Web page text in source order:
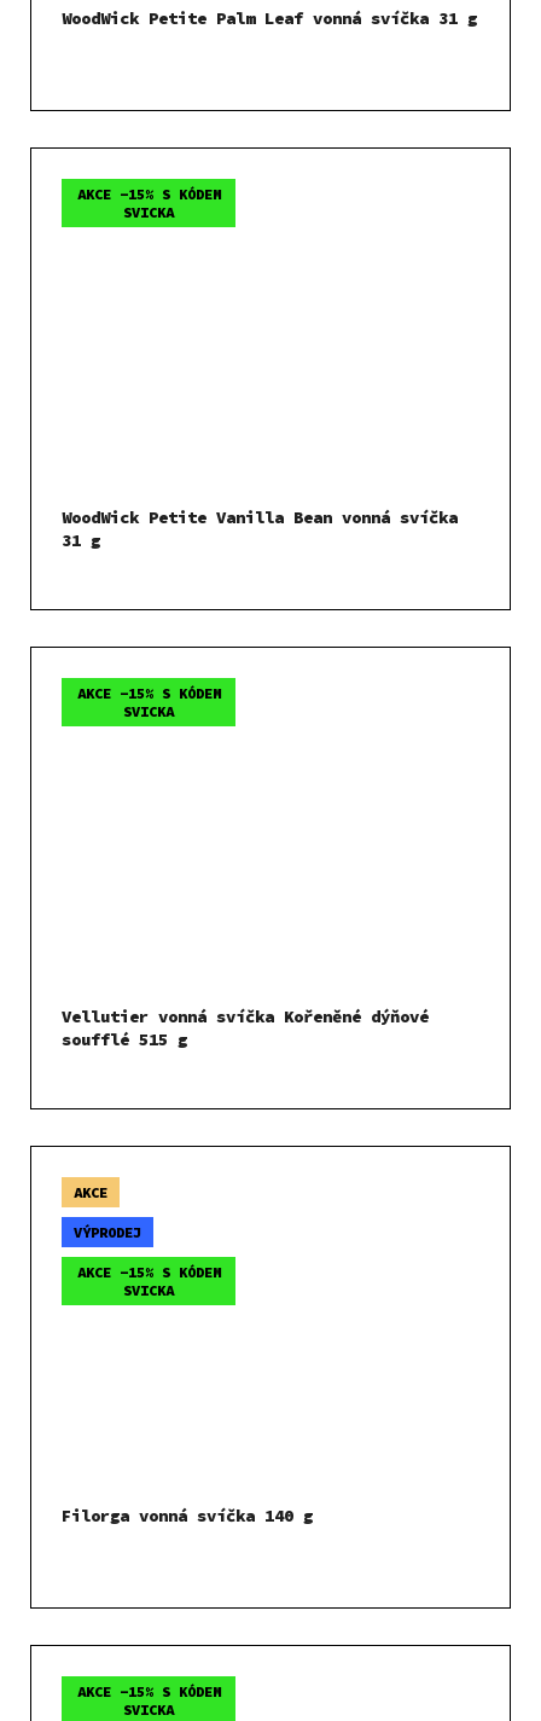
WoodWick Petite Palm Leaf vonná svíčka 31 g
AKCE -15% S KÓDEM
SVICKA
WoodWick Petite Vanilla Bean vonná svíčka
31 g
AKCE -15% S KÓDEM
SVICKA
Vellutier vonná svíčka Kořeněné dýňové
soufflé 515 g
AKCE
VÝPRODEJ
AKCE -15% S KÓDEM
SVICKA
Filorga vonná svíčka 140 g
AKCE -15% S KÓDEM
SVICKA